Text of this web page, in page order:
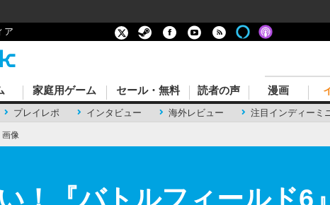
ア
プレイレポ インタビュー 海外レビュー 注目インディーミ
家庭用ゲーム セール・無料 読者の声 漫画
画像
！『バトルフィールド6